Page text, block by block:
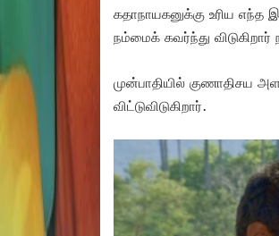
கதாநாயகனுக்கு உரிய
நம்மைக் கவர்ந்து
முன்பாதியில் குணாதிசய
விட்டுவிடுகிறார்.